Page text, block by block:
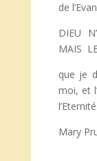
de
DIEU
MAIS
que je
moi, et
l’Eternité.
Mary